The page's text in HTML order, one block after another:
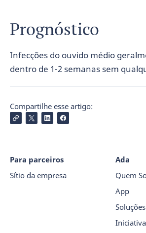
Prognóstico
Infecções do ouvido médio
dentro de 1-2 semanas sem
Compartilhe esse artigo:
Para parceiros
Sítio da empresa
Ada
Quem
App